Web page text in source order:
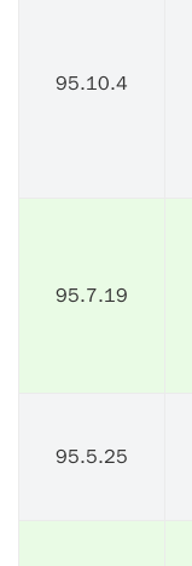
95.10.4
95.7.19
95.5.25